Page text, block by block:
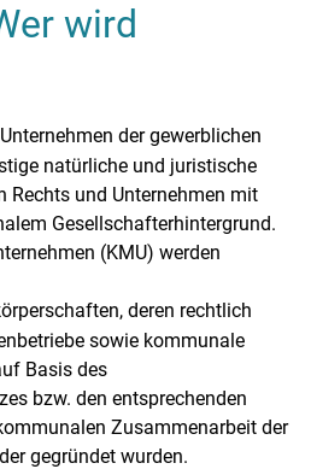
wird
der gewerblichen
natürliche und juristische
Rechts und Unternehmen mit
Gesellschafterhintergrund.
(KMU) werden
deren rechtlich
sowie kommunale
Basis des
bzw. den entsprechenden
Zusammenarbeit der
gegründet wurden.